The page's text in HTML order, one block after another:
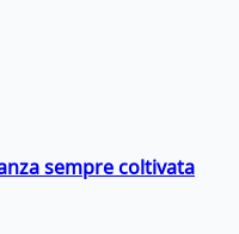
sempre coltivata